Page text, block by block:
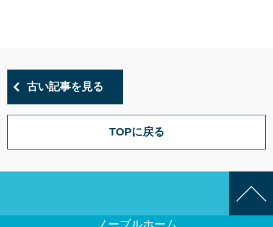
古い記事を見る
TOPに戻る
ノーブルホーム